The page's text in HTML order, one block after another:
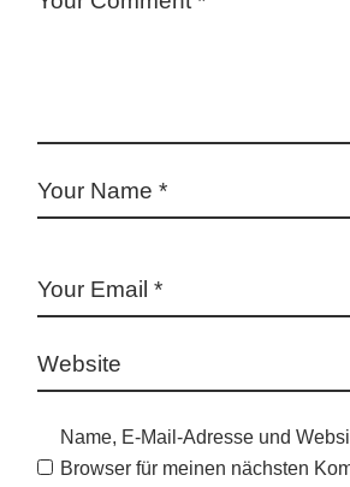
Name, E-Mail-Adresse und
Browser für meinen nächsten